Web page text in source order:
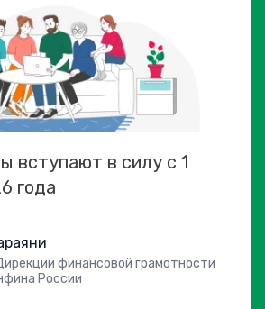
вступают в силу с 1
года
финансовой грамотности
России